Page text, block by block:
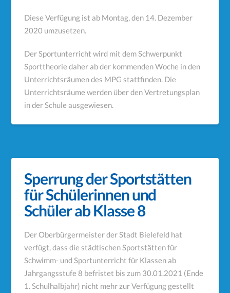
Diese Verfügung ist ab Montag, den 14. Dezember
2020 umzusetzen.
Der Sportunterricht wird mit dem Schwerpunkt
Sporttheorie daher ab der kommenden Woche in den
Unterrichtsräumen des MPG stattfinden. Die
Unterrichtsräume werden über den Vertretungsplan
in der Schule ausgewiesen.
Sperrung der Sportstätten
für Schülerinnen und
Schüler ab Klasse 8
Der Oberbürgermeister der Stadt Bielefeld hat
verfügt, dass die städtischen Sportstätten für
Schwimm- und Sportunterricht für Klassen ab
Jahrgangsstufe 8 befristet bis zum 30.01.2021 (Ende
1. Schulhalbjahr) nicht mehr zur Verfügung gestellt